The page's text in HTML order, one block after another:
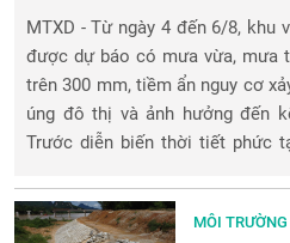
toàn giao thông và
MTXD - Từ ngày 4 đến 6/8, khu
được dự báo có mưa vừa, mưa
trên 300 mm, tiềm ẩn nguy cơ
úng đô thị và ảnh hưởng đến
Trước diễn biến thời tiết phức
MÔI TRƯỜNG